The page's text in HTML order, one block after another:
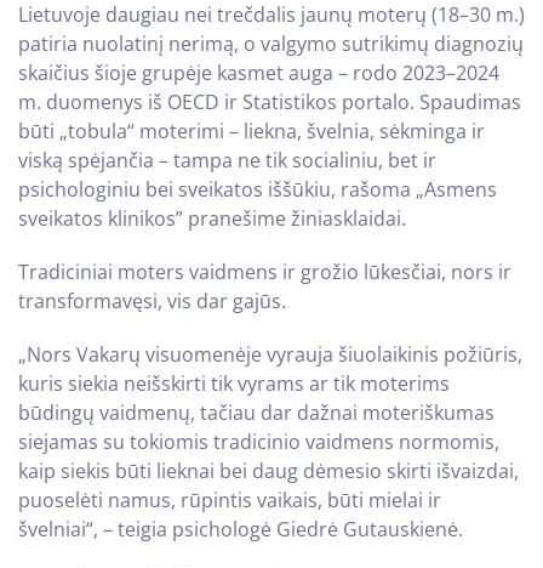
Lietuvoje daugiau nei trečdalis jaunų moterų (18–30 m.)
patiria nuolatinį nerimą, o valgymo sutrikimų diagnozių
skaičius šioje grupėje kasmet auga – rodo 2023–2024
m. duomenys iš OECD ir Statistikos portalo. Spaudimas
būti „tobula“ moterimi – liekna, švelnia, sėkminga ir
viską spėjančia – tampa ne tik socialiniu, bet ir
psichologiniu bei sveikatos iššūkiu, rašoma „Asmens
sveikatos klinikos” pranešime žiniasklaidai.
Tradiciniai moters vaidmens ir grožio lūkesčiai, nors ir
transformavęsi, vis dar gajūs.
„Nors Vakarų visuomenėje vyrauja šiuolaikinis požiūris,
kuris siekia neišskirti tik vyrams ar tik moterims
būdingų vaidmenų, tačiau dar dažnai moteriškumas
siejamas su tokiomis tradicinio vaidmens normomis,
kaip siekis būti lieknai bei daug dėmesio skirti išvaizdai,
puoselėti namus, rūpintis vaikais, būti mielai ir
švelniai“, – teigia psichologė Giedrė Gutauskienė.